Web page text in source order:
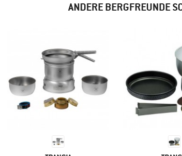
ANDERE BERGFREUNDE